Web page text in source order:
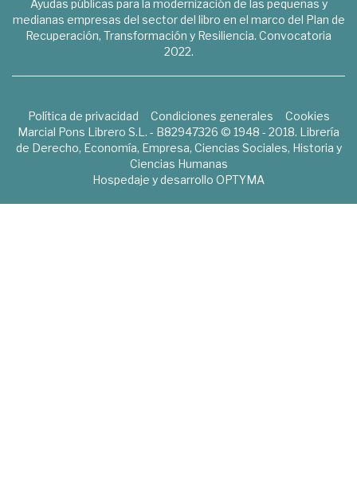
Ayudas públicas para la modernización de las pequeñas y
medianas empresas del sector del libro en el marco del Plan de
Recuperación, Transformación y Resiliencia. Convocatoria
2022.
Política de privacidad Condiciones generales
Cookies
Marcial Pons Librero S.L. - B82947326 © 1948 - 2018. Librería
de Derecho, Economía, Empresa, Ciencias Sociales, Historia y
Ciencias Humanas
Hospedaje y desarrollo OPTYMA